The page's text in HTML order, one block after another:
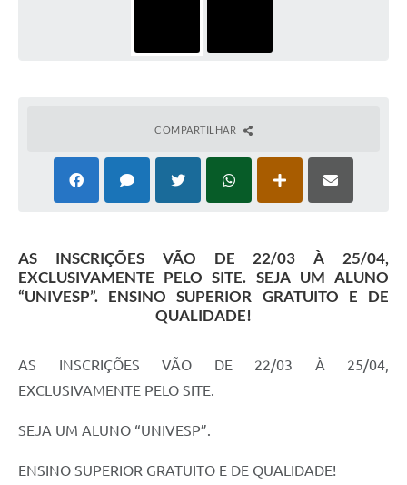
COMPARTILHAR
AS INSCRIÇÕES VÃO DE 22/03 À 25/04,
EXCLUSIVAMENTE PELO SITE. SEJA UM ALUNO
“UNIVESP”. ENSINO SUPERIOR GRATUITO E DE
QUALIDADE!
AS INSCRIÇÕES VÃO DE 22/03 À 25/04,
EXCLUSIVAMENTE PELO SITE.
SEJA UM ALUNO “UNIVESP”.
ENSINO SUPERIOR GRATUITO E DE QUALIDADE!